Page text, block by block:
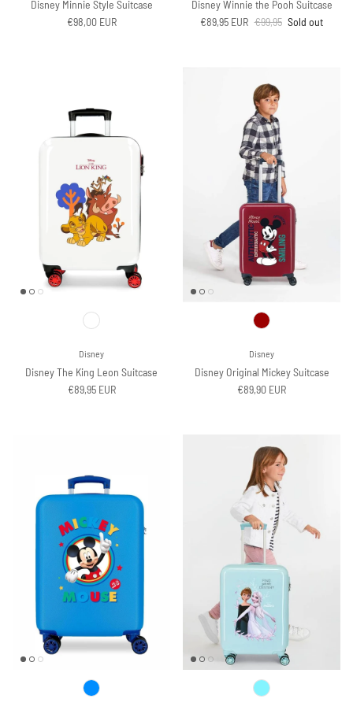
Disney Minnie Style Suitcase
Regular price
€98,00 EUR
Disney Winnie the Pooh Suitcase
Sale price
€89,95 EUR Regular price
€99,95 Sold out
Disney
Disney The King Leon Suitcase
Regular price
€89,95 EUR
Disney
Disney Original Mickey Suitcase
Regular price
€89,90 EUR